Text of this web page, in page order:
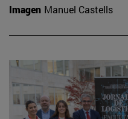
Imagen Manuel Castells